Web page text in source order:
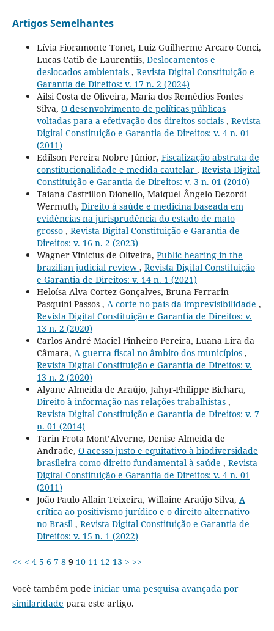
Artigos Semelhantes
Lívia Fioramonte Tonet, Luiz Guilherme Arcaro Conci,
Lucas Catib de Laurentiis, Deslocamentos e
deslocados ambientais , Revista Digital Constituição e
Garantia de Direitos: v. 17 n. 2 (2024)
Ailsi Costa de Oliveira, Maria dos Remédios Fontes
Silva, O desenvolvimento de políticas públicas
voltadas para a efetivação dos direitos sociais , Revista
Digital Constituição e Garantia de Direitos: v. 4 n. 01
(2011)
Edilson Pereira Nobre Júnior, Fiscalização abstrata de
constitucionalidade e medida cautelar , Revista Digital
Constituição e Garantia de Direitos: v. 3 n. 01 (2010)
Taiana Castrillon Dionello, Maiquel Ângelo Dezordi
Wermuth, Direito à saúde e medicina baseada em
evidências na jurisprudência do estado de mato
grosso , Revista Digital Constituição e Garantia de
Direitos: v. 16 n. 2 (2023)
Wagner Vinicius de Oliveira, Public hearing in the
brazilian judicial review , Revista Digital Constituição
e Garantia de Direitos: v. 14 n. 1 (2021)
Heloísa Alva Cortez Gonçalves, Bruna Ferrarin
Pasquini Passos , A corte no país da imprevisibilidade ,
Revista Digital Constituição e Garantia de Direitos: v.
13 n. 2 (2020)
Carlos André Maciel Pinheiro Pereira, Luana Lira da
Câmara, A guerra fiscal no âmbito dos municípios ,
Revista Digital Constituição e Garantia de Direitos: v.
13 n. 2 (2020)
Alyane Almeida de Araújo, Jahyr-Philippe Bichara,
Direito à informação nas relações trabalhistas ,
Revista Digital Constituição e Garantia de Direitos: v. 7
n. 01 (2014)
Tarin Frota Mont’Alverne, Denise Almeida de
Andrade, O acesso justo e equitativo à biodiversidade
brasileira como direito fundamental à saúde , Revista
Digital Constituição e Garantia de Direitos: v. 4 n. 01
(2011)
João Paulo Allain Teixeira, Willaine Araújo Silva, A
crítica ao positivismo jurídico e o direito alternativo
no Brasil , Revista Digital Constituição e Garantia de
Direitos: v. 15 n. 1 (2022)
<< < 4 5 6 7 8 9 10 11 12 13 > >>
Você também pode iniciar uma pesquisa avançada por
similaridade para este artigo.